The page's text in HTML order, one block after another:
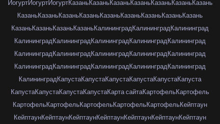
ЙогуртЙогуртЙогуртКазаньКазаньКазаньКазаньКазаньКазаньКазань
КазаньКазаньКазаньКазаньКазаньКазаньКазаньКазаньКазань
КазаньКазаньКазаньКазаньКалининградКалининградКалининград
КалининградКалининградКалининградКалининградКалининград
КалининградКалининградКалининградКалининградКалининград
КалининградКалининградКалининградКалининградКалининград
КалининградКапустаКапустаКапустаКапустаКапустаКапуста
КапустаКапустаКапустаКапустаКарта сайтаКартофельКартофель
КартофельКартофельКартофельКартофельКартофельКейптаун
КейптаунКейптаунКейптаунКейптаунКейптаунКейптаунКейптаун